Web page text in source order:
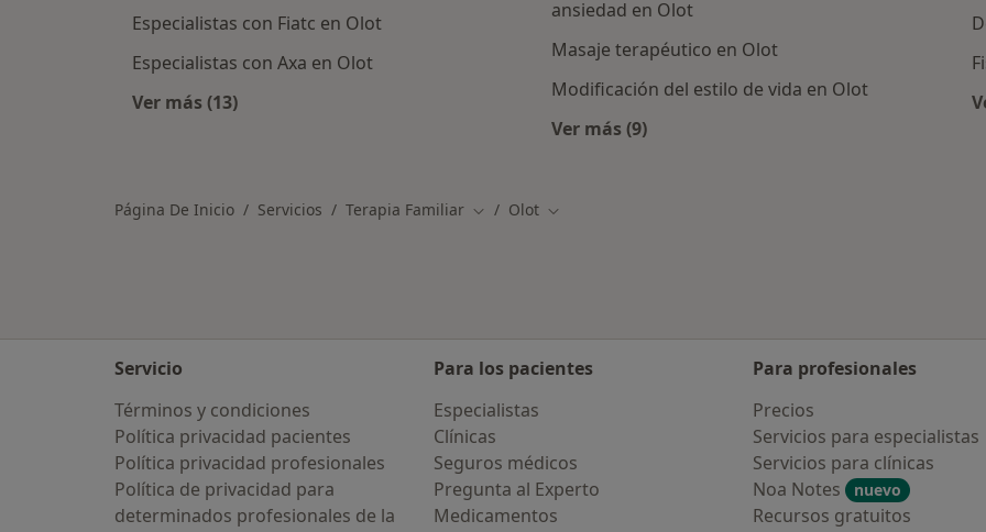
Especialistas con Fiatc en Olot
Especialistas con Axa en Olot
Ver más (13)
Más en esta categoría: Aseguradoras en Olot
ansiedad en Olot
Masaje terapéutico en Olot
Modificación del estilo de vida en Olot
Ver más (9)
Página De Inicio Servicios Terapia Familiar Cambiar de ciudad
Olot Cambiar de ciudad
Servicio
Términos y condiciones
Política privacidad pacientes
Política privacidad profesionales
Política de privacidad para
determinados profesionales de la
Para los pacientes
Especialistas
Clínicas
Seguros médicos
Pregunta al Experto
Medicamentos
Para profesionales
Precios
Servicios para especialistas
Servicios para clínicas
Noa Notes
nuevo
Recursos gratuitos